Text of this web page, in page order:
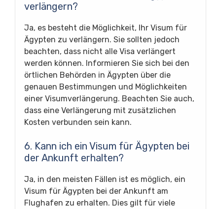
verlängern?
Ja, es besteht die Möglichkeit, Ihr Visum für
Ägypten zu verlängern. Sie sollten jedoch
beachten, dass nicht alle Visa verlängert
werden können. Informieren Sie sich bei den
örtlichen Behörden in Ägypten über die
genauen Bestimmungen und Möglichkeiten
einer Visumverlängerung. Beachten Sie auch,
dass eine Verlängerung mit zusätzlichen
Kosten verbunden sein kann.
6. Kann ich ein Visum für Ägypten bei
der Ankunft erhalten?
Ja, in den meisten Fällen ist es möglich, ein
Visum für Ägypten bei der Ankunft am
Flughafen zu erhalten. Dies gilt für viele